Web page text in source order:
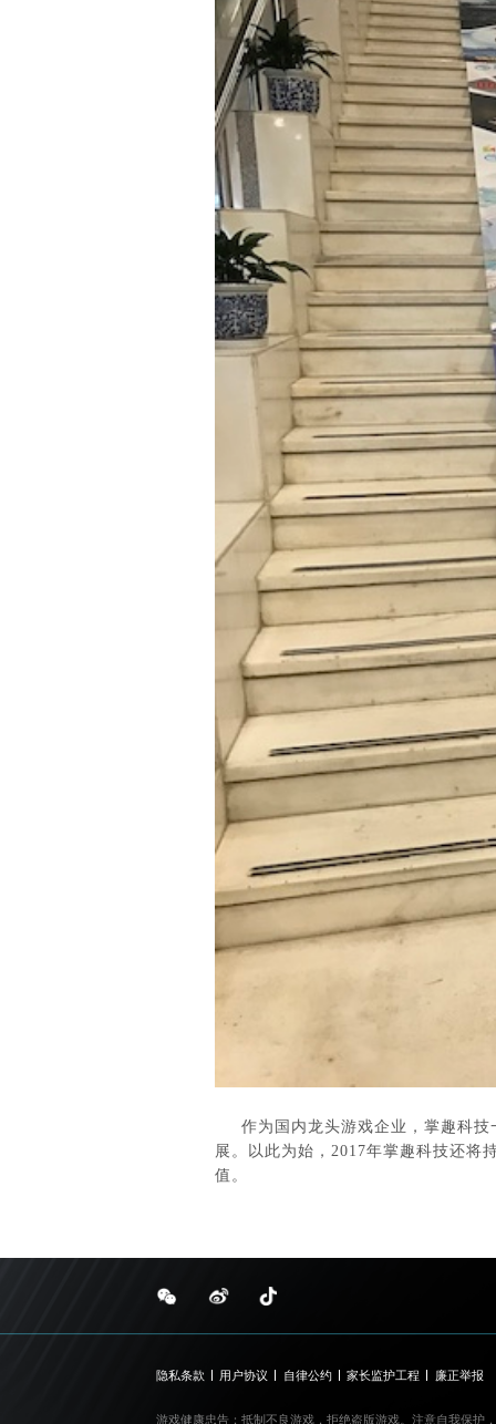
作为国内龙头游戏企业，掌趣科
展。以此为始，2017年掌趣科技还将
值。
隐私条款 用户协议 自律公约 家长监护工程 廉正举报
游戏健康忠告： 抵制不良游戏，拒绝盗版游戏。注意自我保护